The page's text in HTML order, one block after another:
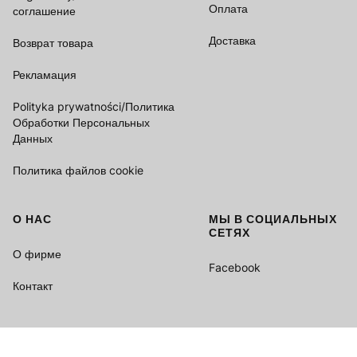
соглашение
Возврат товара
Рекламация
Polityka prywatności/Политика
Обработки Персональных
Данных
Политика файлов cookie
Оплата
Доставка
О НАС
О фирме
Контакт
МЫ В СОЦИАЛЬНЫХ
СЕТЯХ
Facebook